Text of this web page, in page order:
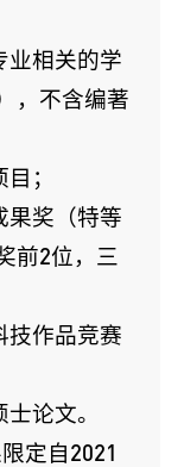
业相关的学
，不含编著
；
果奖（特等
前2位，三
技作品竞赛
论文。
定自2021